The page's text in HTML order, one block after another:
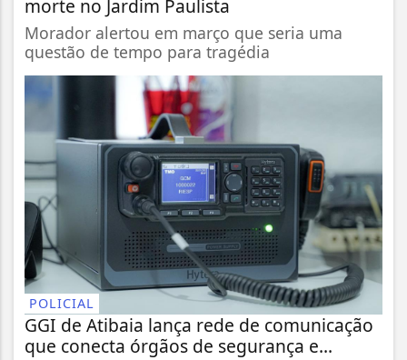
morte no Jardim Paulista
Morador alertou em março que seria uma
questão de tempo para tragédia
POLICIAL
GGI de Atibaia lança rede de comunicação
que conecta órgãos de segurança e...